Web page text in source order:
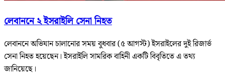
লেবাননে ২ ইসরাইলি সেনা নিহত
লেবাননে অভিযান চালানোর সময় বুধবার (৫ আগস্ট) ইসরাইলের দুই রিজার্ভ
সেনা নিহত হয়েছেন। ইসরাইলি সামরিক বাহিনী একটি বিবৃতিতে এ তথ্য
জানিয়েছে।